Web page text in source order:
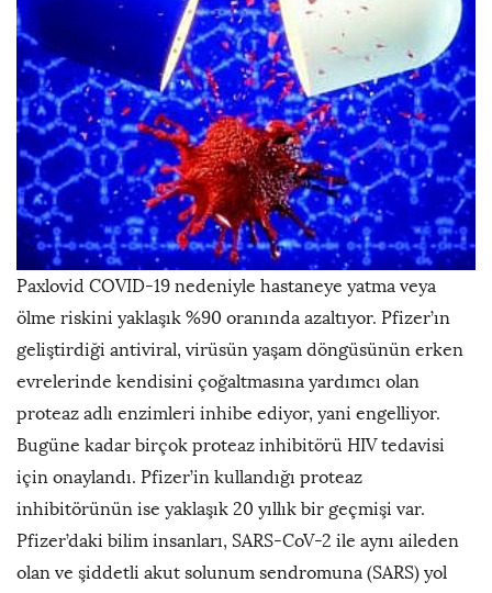
Paxlovid COVID-19 nedeniyle hastaneye yatma veya
ölme riskini yaklaşık %90 oranında azaltıyor. Pfizer’ın
geliştirdiği antiviral, virüsün yaşam döngüsünün erken
evrelerinde kendisini çoğaltmasına yardımcı olan
proteaz adlı enzimleri inhibe ediyor, yani engelliyor.
Bugüne kadar birçok proteaz inhibitörü HIV tedavisi
için onaylandı. Pfizer’in kullandığı proteaz
inhibitörünün ise yaklaşık 20 yıllık bir geçmişi var.
Pfizer’daki bilim insanları, SARS-CoV-2 ile aynı aileden
olan ve şiddetli akut solunum sendromuna (SARS) yol